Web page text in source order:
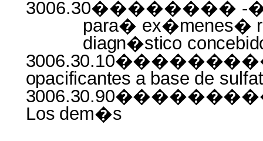
3006.30��������
para� ex�menes�
diagn�stico
opacificantes a base de
Los dem�s